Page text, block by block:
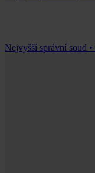
Nejvyšší správní soud •